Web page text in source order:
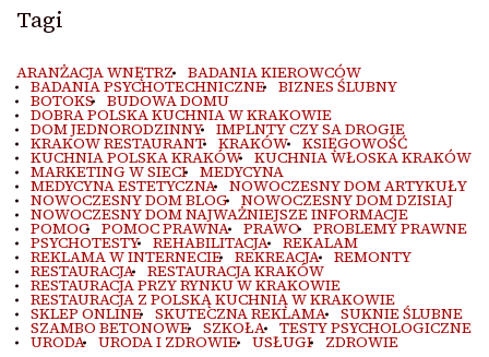
Tagi
ARANŻACJA WNĘTRZ BADANIA KIEROWCÓW
BADANIA PSYCHOTECHNICZNE BIZNES ŚLUBNY
BOTOKS BUDOWA DOMU
DOBRA POLSKA KUCHNIA W KRAKOWIE
DOM JEDNORODZINNY IMPLNTY CZY SA DROGIE
KRAKOW RESTAURANT KRAKÓW KSIĘGOWOŚĆ
KUCHNIA POLSKA KRAKÓW KUCHNIA WŁOSKA KRAKÓW
MARKETING W SIECI MEDYCYNA
MEDYCYNA ESTETYCZNA NOWOCZESNY DOM ARTYKUŁY
NOWOCZESNY DOM BLOG NOWOCZESNY DOM DZISIAJ
NOWOCZESNY DOM NAJWAŻNIEJSZE INFORMACJE
POMOC POMOC PRAWNA PRAWO PROBLEMY PRAWNE
PSYCHOTESTY REHABILITACJA REKALAM
REKLAMA W INTERNECIE REKREACJA REMONTY
RESTAURACJA RESTAURACJA KRAKÓW
RESTAURACJA PRZY RYNKU W KRAKOWIE
RESTAURACJA Z POLSKĄ KUCHNIĄ W KRAKOWIE
SKLEP ONLINE SKUTECZNA REKLAMA SUKNIE ŚLUBNE
SZAMBO BETONOWE SZKOŁA TESTY PSYCHOLOGICZNE
URODA URODA I ZDROWIE USŁUGI ZDROWIE